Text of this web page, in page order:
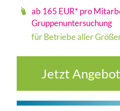
ab 165 EUR* pro
Gruppenuntersuchung
für Betriebe aller
Jetzt